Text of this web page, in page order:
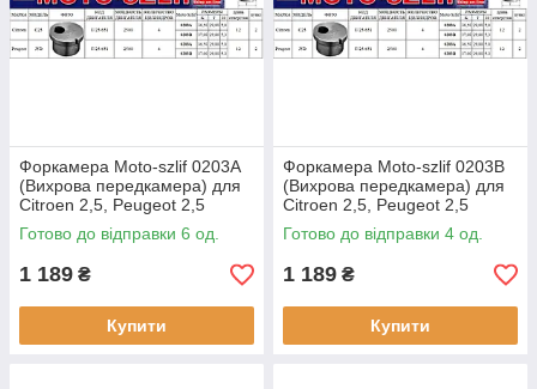
Форкамера Moto-szlif 0203A
(Вихрова передкамера) для
Citroen 2,5, Peugeot 2,5
Готово до відправки 6 од.
1 189 ₴
Купити
Форкамера Moto-szlif 0203B
(Вихрова передкамера) для
Citroen 2,5, Peugeot 2,5
Готово до відправки 4 од.
1 189 ₴
Купити